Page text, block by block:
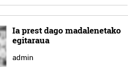
Ia prest dago madalenetako
egitaraua
admin